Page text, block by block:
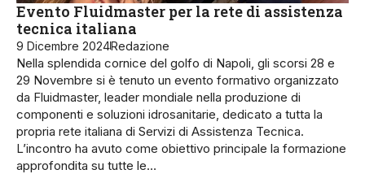
Evento Fluidmaster per la rete di assistenza
tecnica italiana
9 Dicembre 2024Redazione
Nella splendida cornice del golfo di Napoli, gli scorsi 28 e
29 Novembre si è tenuto un evento formativo organizzato
da Fluidmaster, leader mondiale nella produzione di
componenti e soluzioni idrosanitarie, dedicato a tutta la
propria rete italiana di Servizi di Assistenza Tecnica.
L’incontro ha avuto come obiettivo principale la formazione
approfondita su tutte le…